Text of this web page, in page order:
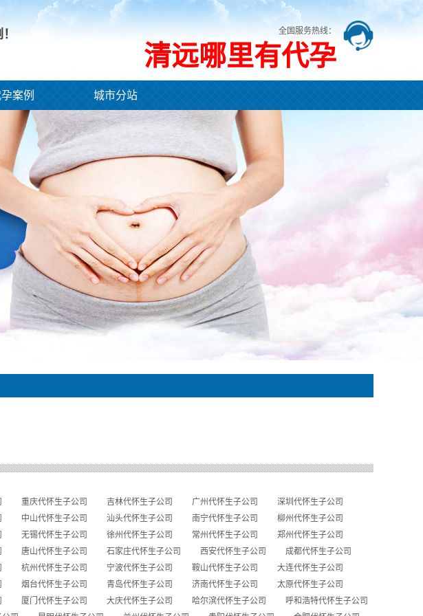
全国服务热线：
清远哪里有代孕
案例 城市分站
重庆代怀生子公司 吉林代怀生子公司 广州代怀生子公司
深圳代怀生子公司
中山代怀生子公司 汕头代怀生子公司 南宁代怀生子公司
柳州代怀生子公司
无锡代怀生子公司 徐州代怀生子公司 常州代怀生子公司
郑州代怀生子公司
唐山代怀生子公司 石家庄代怀生子公司 西安代怀生子公司
成都代怀生子公司
杭州代怀生子公司 宁波代怀生子公司 鞍山代怀生子公司
大连代怀生子公司
烟台代怀生子公司 青岛代怀生子公司 济南代怀生子公司
太原代怀生子公司
厦门代怀生子公司 大庆代怀生子公司 哈尔滨代怀生子公司
呼和浩特代怀生子公司